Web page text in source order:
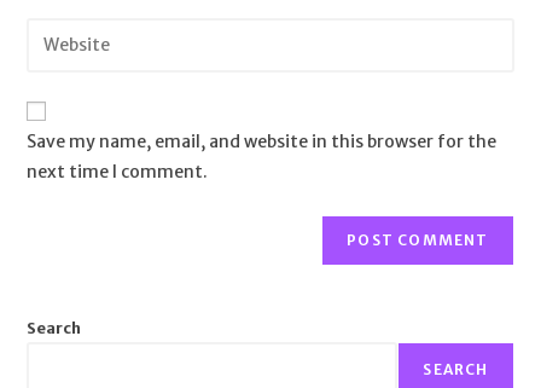
Save my name, email, and website in this browser for the
next time I comment.
Search
SEARCH